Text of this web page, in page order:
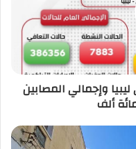
وإجمالي المصابين
ألف